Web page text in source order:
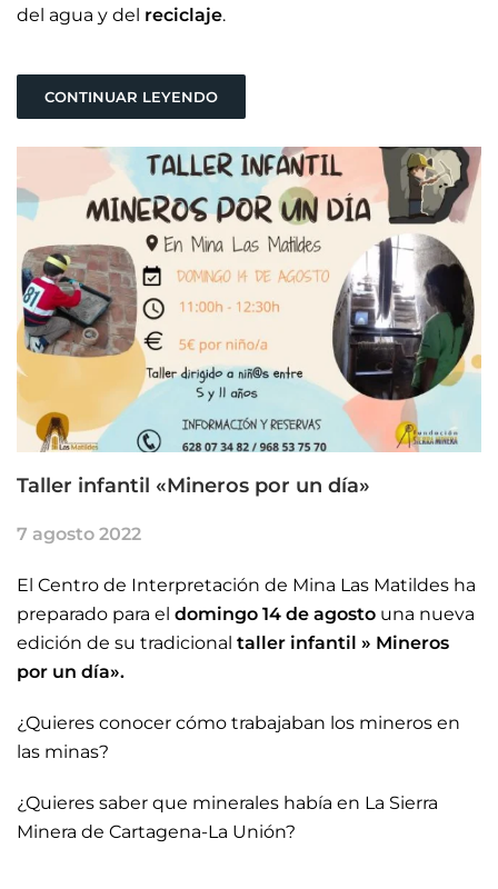
del agua y del reciclaje.
CONTINUAR LEYENDO
Taller infantil «Mineros por un día»
7 agosto 2022
El Centro de Interpretación de Mina Las Matildes ha
preparado para el domingo 14 de agosto una nueva
edición de su tradicional taller infantil » Mineros
por un día».
¿Quieres conocer cómo trabajaban los mineros en
las minas?
¿Quieres saber que minerales había en La Sierra
Minera de Cartagena-La Unión?